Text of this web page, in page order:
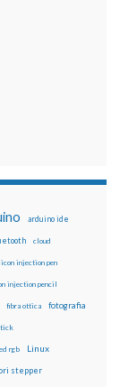
arduino ide
cloud
injection pen
injection pencil
fibra ottica fotografia
rgb Linux
stepper